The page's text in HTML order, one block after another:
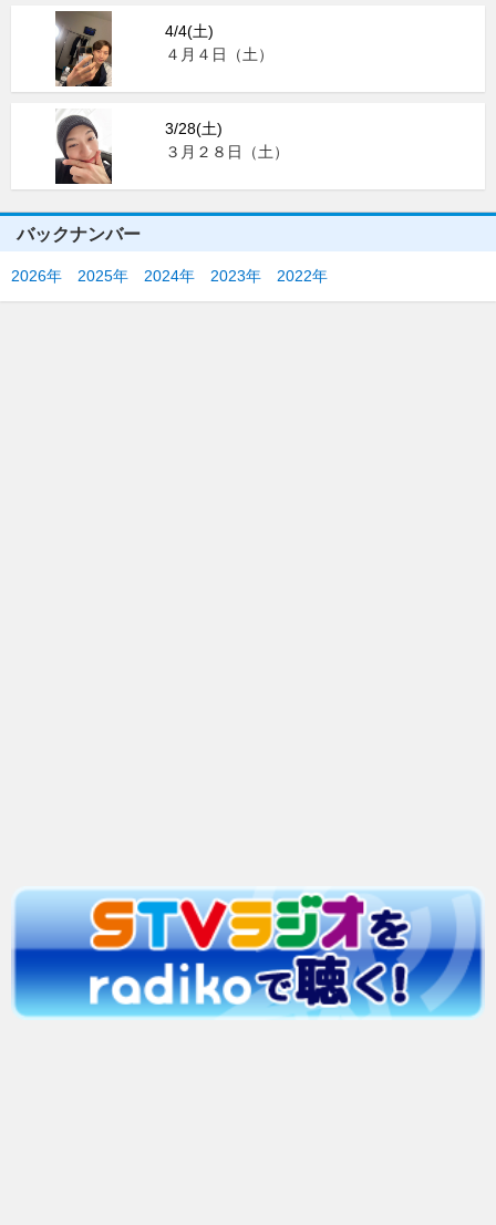
4/4(土)
４月４日（土）
3/28(土)
３月２８日（土）
バックナンバー
2026年 2025年 2024年 2023年 2022年